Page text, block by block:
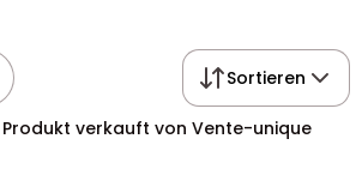
Sortieren
Produkt verkauft von Vente-unique